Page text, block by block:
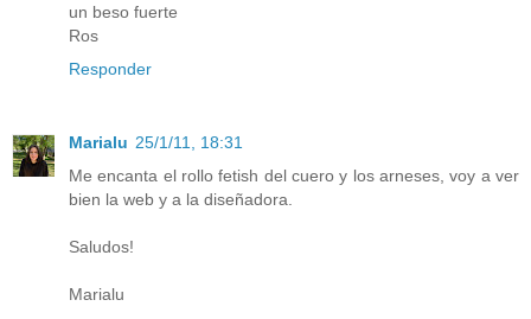
un beso fuerte
Ros
Responder
Marialu 25/1/11, 18:31
Me encanta el rollo fetish del cuero y los arneses, voy a ver
bien la web y a la diseñadora.
Saludos!
Marialu